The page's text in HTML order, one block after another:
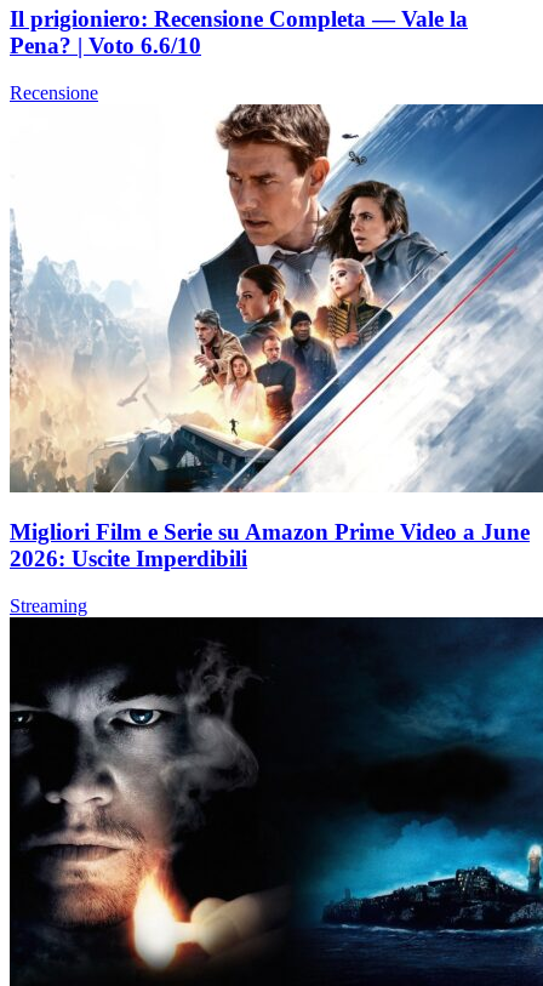
Il prigioniero: Recensione Completa — Vale la
Pena? | Voto 6.6/10
Recensione
Migliori Film e Serie su Amazon Prime Video a June
2026: Uscite Imperdibili
Streaming